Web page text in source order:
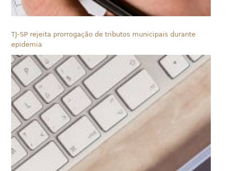
TJ-SP rejeita prorrogação de tributos municipais durante
epidemia